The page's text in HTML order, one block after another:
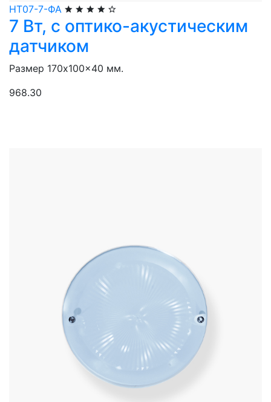
НТ07-7-ФА
7 Вт, с оптико-акустическим
датчиком
Размер 170x100x40 мм.
968.30